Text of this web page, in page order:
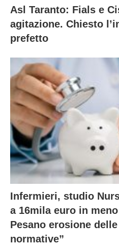
Asl Taranto: Fials e
agitazione. Chiesto
prefetto
Infermieri, studio
a 16mila euro in
Pesano erosione
normative”